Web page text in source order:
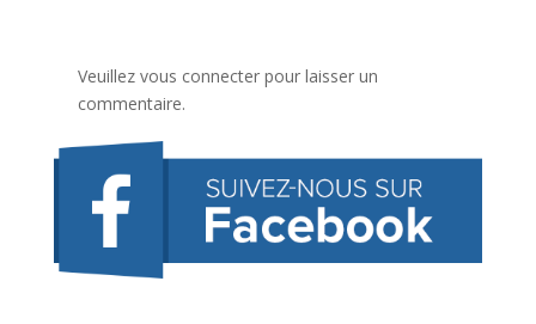
Veuillez vous connecter pour laisser un
commentaire.